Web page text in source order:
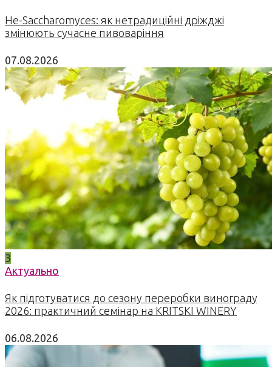
Не-Saccharomyces: як нетрадиційні дріжджі
змінюють сучасне пивоваріння
07.08.2026
3
Актуально
Як підготуватися до сезону переробки винограду
2026: практичний семінар на KRITSKI WINERY
06.08.2026